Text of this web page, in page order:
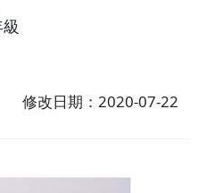
修改日期：2020-07-22